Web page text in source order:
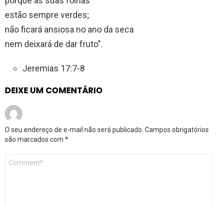
estão sempre verdes;
não ficará ansiosa no ano da seca
nem deixará de dar fruto”.
Jeremias 17:7-8
DEIXE UM COMENTÁRIO
O seu endereço de e-mail não será publicado. Campos obrigatórios
são marcados com *
Comentário